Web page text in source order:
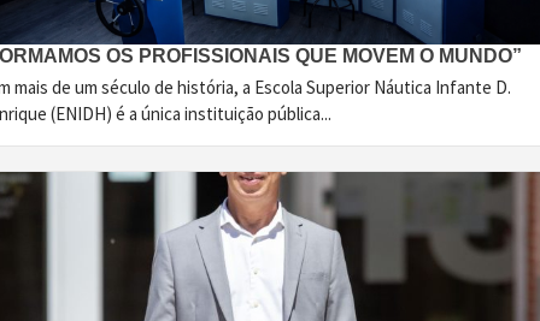
OS PROFISSIONAIS QUE MOVEM O MUNDO”
mais de um século de história, a Escola Superior Náutica Infante D.
(ENIDH) é a única instituição pública...